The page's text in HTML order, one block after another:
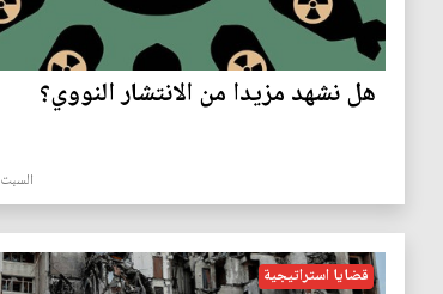
هل نشهد مزيدا من الانتشار النووي؟
السبت 03 آيار 2025
قضايا استراتيجية